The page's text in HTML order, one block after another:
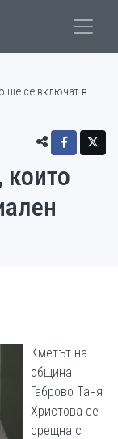
ще се включат в
Кметът на
община
Габрово Таня
Христова се
срещна с